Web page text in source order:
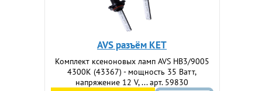
AVS разъём KET
Комплект ксеноновых ламп AVS HB3/9005
4300K (43367) - мощность 35 Ватт,
напряжение 12 V, ... арт. 59830